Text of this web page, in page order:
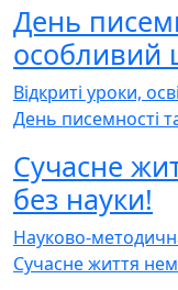
День
особливий
Відкриті уроки,
День писемності
Сучасне
без науки!
Науково-
Сучасне життя